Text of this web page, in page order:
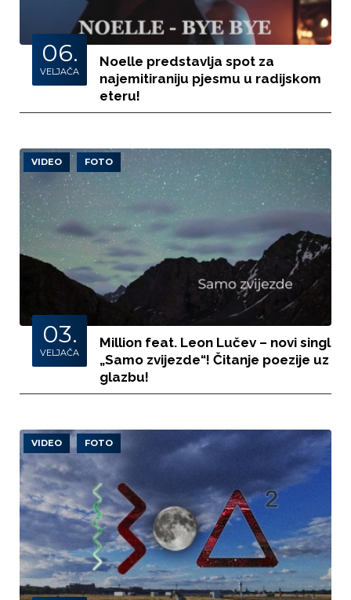
06.
VELJAČA
Noelle predstavlja spot za
najemitiraniju pjesmu u radijskom
eteru!
VIDEO FOTO
03.
VELJAČA
Million feat. Leon Lučev – novi singl
„Samo zvijezde“! Čitanje poezije uz
glazbu!
VIDEO FOTO